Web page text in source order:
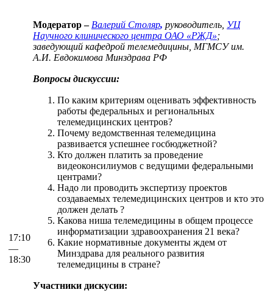
17:10
—
18:30
Модератор– Валерий Столяр, руководитель, УЦ
Научного клинического центра ОАО «РЖД»;
заведующий кафедрой телемедицины, МГМСУ им.
А.И. Евдокимова Минздрава РФ
Вопросы дискуссии:
По каким критериям оценивать эффективность
работы федеральных и региональных
телемедицинских центров?
Почему ведомственная телемедицина
развивается успешнее госбюджетной?
Кто должен платить за проведение
видеоконсилиумов с ведущими федеральными
центрами?
Надо ли проводить экспертизу проектов
создаваемых телемедицинских центров и кто это
должен делать ?
Какова ниша телемедицины в общем процессе
информатизации здравоохранения 21 века?
Какие нормативные документы ждем от
Минздрава для реального развития
телемедицины в стране?
Участники дискусии: